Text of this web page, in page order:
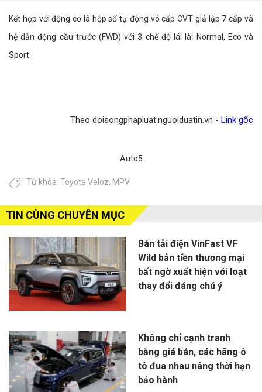
Kết hợp với động cơ là hộp số tự động vô cấp CVT giả lập 7 cấp và
hệ dẫn động cầu trước (FWD) với 3 chế độ lái là: Normal, Eco và
Sport
Theo doisongphapluat.nguoiduatin.vn - Link gốc
Auto5
Từ khóa: Toyota Veloz, MPV
TIN CÙNG CHUYÊN MỤC
Bán tải điện VinFast VF
Wild bản tiền thương mại
bất ngờ xuất hiện với loạt
thay đổi đáng chú ý
Không chỉ cạnh tranh
bằng giá bán, các hãng ô
tô đua nhau nâng thời hạn
bảo hành